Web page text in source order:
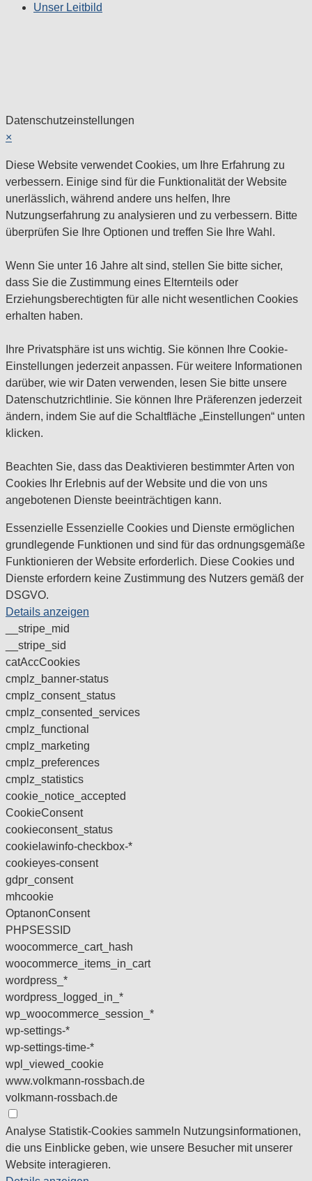
Unser Leitbild
Datenschutzeinstellungen
×
Diese Website verwendet Cookies, um Ihre Erfahrung zu
verbessern. Einige sind für die Funktionalität der Website
unerlässlich, während andere uns helfen, Ihre
Nutzungserfahrung zu analysieren und zu verbessern. Bitte
überprüfen Sie Ihre Optionen und treffen Sie Ihre Wahl.
Wenn Sie unter 16 Jahre alt sind, stellen Sie bitte sicher,
dass Sie die Zustimmung eines Elternteils oder
Erziehungsberechtigten für alle nicht wesentlichen Cookies
erhalten haben.
Ihre Privatsphäre ist uns wichtig. Sie können Ihre Cookie-
Einstellungen jederzeit anpassen. Für weitere Informationen
darüber, wie wir Daten verwenden, lesen Sie bitte unsere
Datenschutzrichtlinie. Sie können Ihre Präferenzen jederzeit
ändern, indem Sie auf die Schaltfläche „Einstellungen“ unten
klicken.
Beachten Sie, dass das Deaktivieren bestimmter Arten von
Cookies Ihr Erlebnis auf der Website und die von uns
angebotenen Dienste beeinträchtigen kann.
Essenzielle Essenzielle Cookies und Dienste ermöglichen
grundlegende Funktionen und sind für das ordnungsgemäße
Funktionieren der Website erforderlich. Diese Cookies und
Dienste erfordern keine Zustimmung des Nutzers gemäß der
DSGVO.
Details anzeigen
__stripe_mid
__stripe_sid
catAccCookies
cmplz_banner-status
cmplz_consent_status
cmplz_consented_services
cmplz_functional
cmplz_marketing
cmplz_preferences
cmplz_statistics
cookie_notice_accepted
CookieConsent
cookieconsent_status
cookielawinfo-checkbox-*
cookieyes-consent
gdpr_consent
mhcookie
OptanonConsent
PHPSESSID
woocommerce_cart_hash
woocommerce_items_in_cart
wordpress_*
wordpress_logged_in_*
wp_woocommerce_session_*
wp-settings-*
wp-settings-time-*
wpl_viewed_cookie
www.volkmann-rossbach.de
volkmann-rossbach.de
Analyse Statistik-Cookies sammeln Nutzungsinformationen,
die uns Einblicke geben, wie unsere Besucher mit unserer
Website interagieren.